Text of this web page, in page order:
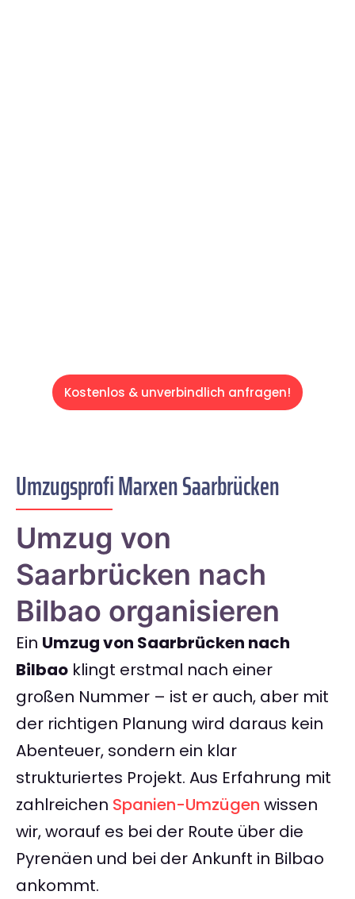
Kostenlos & unverbindlich anfragen!
Umzugsprofi Marxen Saarbrücken
Umzug von
Saarbrücken nach
Bilbao organisieren
Ein Umzug von Saarbrücken nach
Bilbao klingt erstmal nach einer
großen Nummer – ist er auch, aber mit
der richtigen Planung wird daraus kein
Abenteuer, sondern ein klar
strukturiertes Projekt. Aus Erfahrung mit
zahlreichen Spanien-Umzügen wissen
wir, worauf es bei der Route über die
Pyrenäen und bei der Ankunft in Bilbao
ankommt.